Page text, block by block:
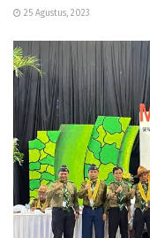
25 Agustus, 2023